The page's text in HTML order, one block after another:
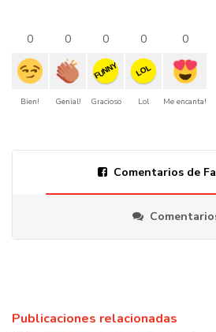
0
Bien!
0
Genial!
0
FUNNY
Gracioso
0
LOL
Lol
0
Me encanta!
Comentarios de
Publicaciones relacionadas